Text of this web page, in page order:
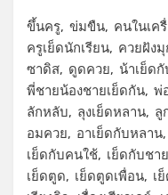
ขึ้นครู ข่มขืน คนในเค
ครูเย็ดนักเรียน
ควยฝังมุ
ซาดิส
ดูดควย น้าเย็ด
พี่ชายน้องชายเย็ดกัน พ่
ลักหลับ
ลุงเย็ดหลาน ลู
อมควย
อาเย็ดกับหลาน
เย็ดกับคนใช้
เย็ดกับชา
เย็ดตูด
เย็ดตูดเพื่อน เ